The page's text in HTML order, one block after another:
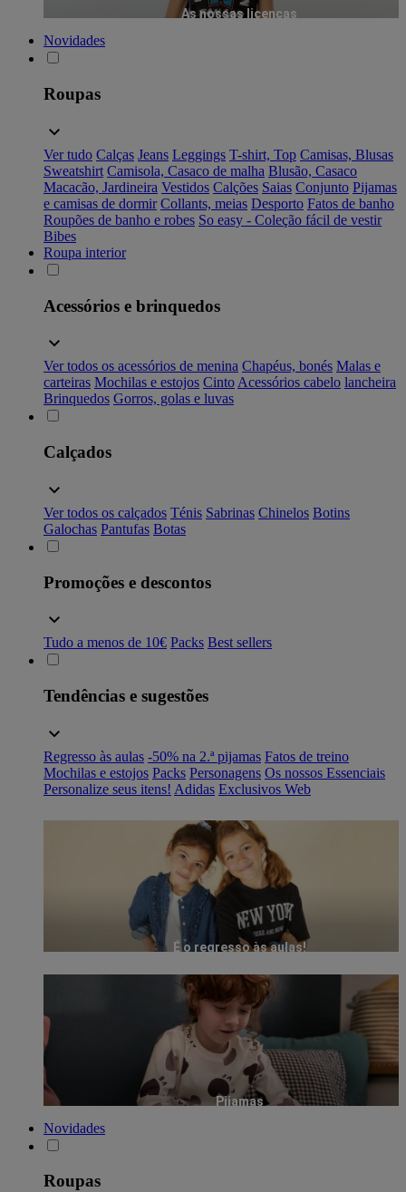
As nossas licenças
Novidades
Roupas
Ver tudo Calças Jeans Leggings T-shirt, Top Camisas, Blusas
Sweatshirt Camisola, Casaco de malha Blusão, Casaco
Macacão, Jardineira Vestidos Calções Saias Conjunto Pijamas
e camisas de dormir Collants, meias Desporto Fatos de banho
Roupões de banho e robes So easy - Coleção fácil de vestir
Bibes
Roupa interior
Acessórios e brinquedos
Ver todos os acessórios de menina Chapéus, bonés Malas e
carteiras Mochilas e estojos Cinto Acessórios cabelo lancheira
Brinquedos Gorros, golas e luvas
Calçados
Ver todos os calçados Ténis Sabrinas Chinelos Botins
Galochas Pantufas Botas
Promoções e descontos
Tudo a menos de 10€ Packs Best sellers
Tendências e sugestões
Regresso às aulas -50% na 2.ª pijamas Fatos de treino
Mochilas e estojos Packs Personagens Os nossos Essenciais
Personalize seus itens! Adidas Exclusivos Web
É o regresso às aulas!
Pijamas
Novidades
Roupas